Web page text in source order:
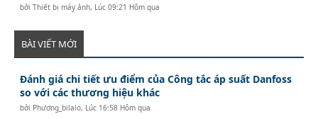
bởiThiết bị máy ảnh, Lúc 09:21 Hôm qua
BÀI VIẾT MỚI
Đánh giá chi tiết ưu điểm của Công tắc áp suất Danfoss
so với các thương hiệu khác
bởi Phương_bilalo, Lúc 16:58 Hôm qua